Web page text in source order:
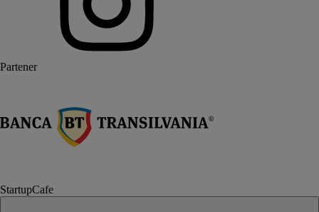
Partener
StartupCafe